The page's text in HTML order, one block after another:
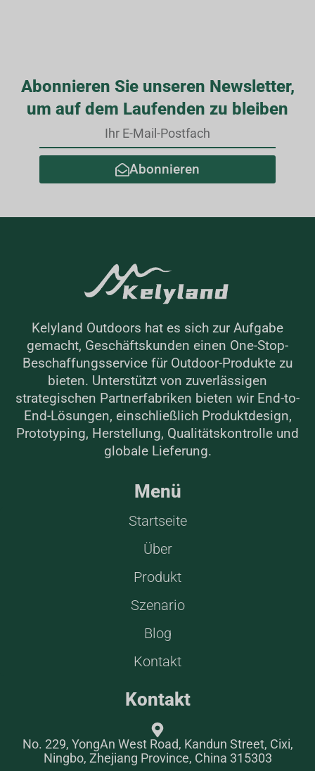
Abonnieren Sie unseren Newsletter,
um auf dem Laufenden zu bleiben
Abonnieren
Kelyland Outdoors hat es sich zur Aufgabe
gemacht, Geschäftskunden einen One-Stop-
Beschaffungsservice für Outdoor-Produkte zu
bieten. Unterstützt von zuverlässigen
strategischen Partnerfabriken bieten wir End-to-
End-Lösungen, einschließlich Produktdesign,
Prototyping, Herstellung, Qualitätskontrolle und
globale Lieferung.
Menü
Startseite
Über
Produkt
Szenario
Blog
Kontakt
Kontakt
No. 229, YongAn West Road, Kandun Street, Cixi,
Ningbo, Zhejiang Province, China 315303